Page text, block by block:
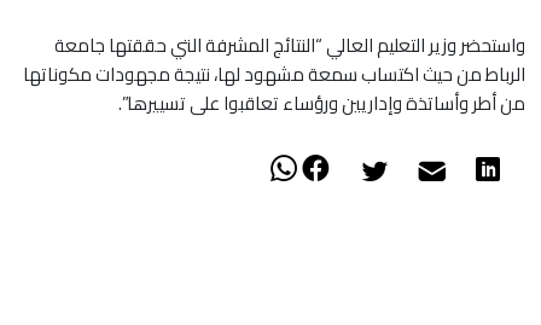
واستحضر وزير التعليم العالي “النتائج المشرفة التي حققتها جامعة
الرباط من حيث اكتساب سمعة مشهود لها، نتيجة مجهودات مكوناتها
من أطر وأساتذة وإداريين ورؤساء تعاقبوا على تسييرها”.